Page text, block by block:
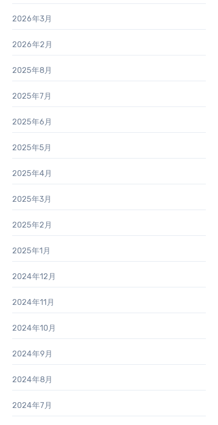
2026年3月
2026年2月
2025年8月
2025年7月
2025年6月
2025年5月
2025年4月
2025年3月
2025年2月
2025年1月
2024年12月
2024年11月
2024年10月
2024年9月
2024年8月
2024年7月